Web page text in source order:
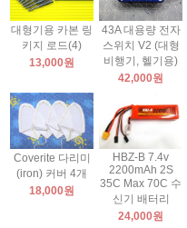
대형기용 카본 링
키지 로드(4)
13,000원
43A 대용량 전자
스위치 V2 (대형
비행기, 헬기용)
42,000원
Coverite 다리미
(iron) 커버 4개
18,000원
HBZ-B 7.4v
2200mAh 2S
35C Max 70C 수
신기 배터리
24,000원